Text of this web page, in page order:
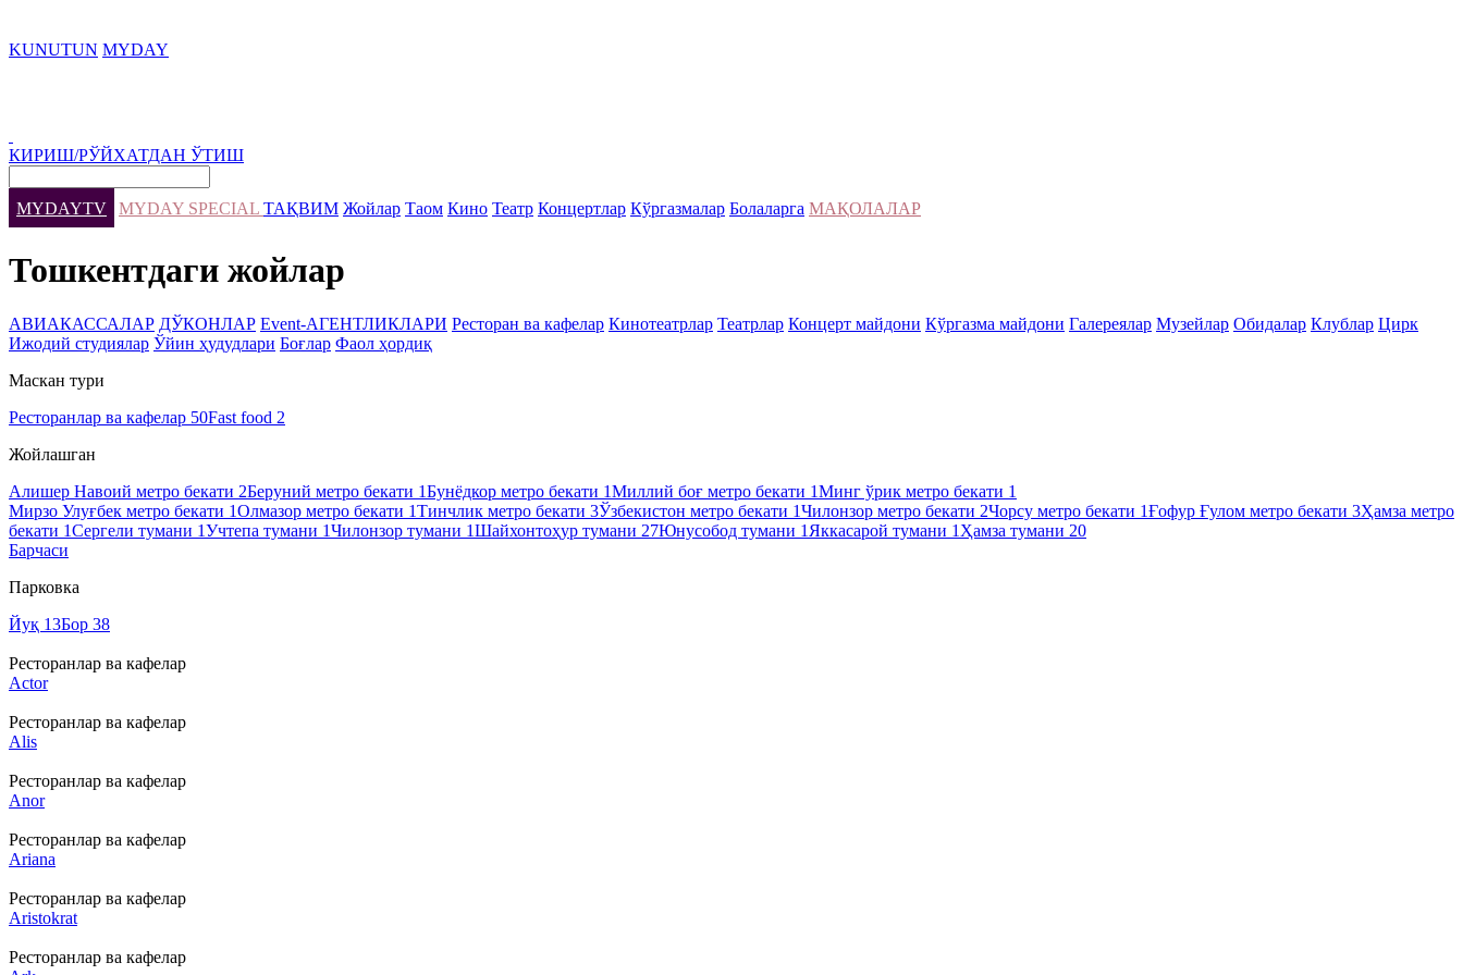
KUNUTUN MYDAY
КИРИШ/РЎЙХАТДАН ЎТИШ
MYDAYTV MYDAY SPECIAL ТАҚВИМ Жойлар Таом Кино Театр Концертлар Кўргазмалар Болаларга МАҚОЛАЛАР
Тошкентдаги жойлар
АВИАКАССАЛАР ДЎКОНЛАР Event-АГЕНТЛИКЛАРИ Ресторан ва кафелар Кинотеатрлар Театрлар Концерт майдони Кўргазма майдони Галереялар Музейлар Обидалар Клублар Цирк
Ижодий студиялар Ўйин ҳудудлари Боғлар Фаол ҳордиқ
Маскан тури
Ресторанлар ва кафелар 50Fast food 2
Жойлашган
Алишер Навоий метро бекати 2Беруний метро бекати 1Бунёдкор метро бекати 1Миллий боғ метро бекати 1Минг ўрик метро бекати 1
Мирзо Улуғбек метро бекати 1Олмазор метро бекати 1Тинчлик метро бекати 3Ўзбекистон метро бекати 1Чилонзор метро бекати 2Чорсу метро бекати 1Ғофур Ғулом метро бекати 3Ҳамза метро
бекати 1Сергели тумани 1Учтепа тумани 1Чилонзор тумани 1Шайхонтоҳур тумани 27Юнусобод тумани 1 Яккасарой тумани 1 Ҳамза тумани 20
Барчаси
Парковка
Йуқ 13Бор 38
Ресторанлар ва кафелар
Actor
Ресторанлар ва кафелар
Alis
Ресторанлар ва кафелар
Anor
Ресторанлар ва кафелар
Ariana
Ресторанлар ва кафелар
Aristokrat
Ресторанлар ва кафелар